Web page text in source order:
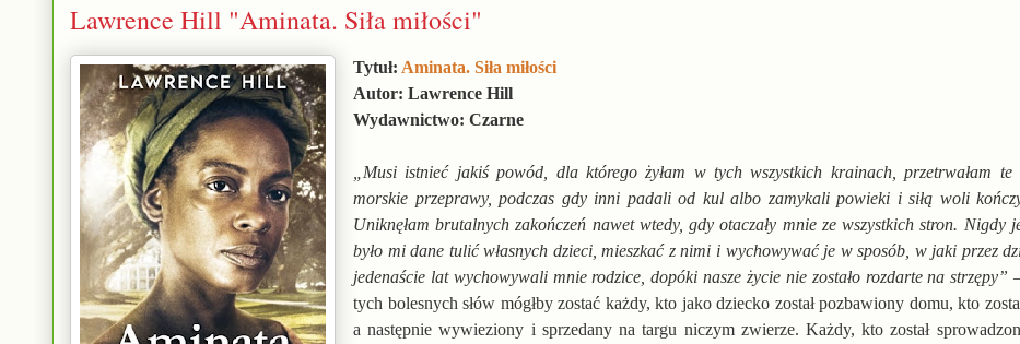
Lawrence Hill "Aminata. Siła miłości"
Tytuł: Aminata. Siła miłości
Autor: Lawrence Hill
Wydawnictwo: Czarne
„Musi istnieć jakiś powód, dla którego żyłam w tych wszystkich krainach, przetrwałam te
morskie przeprawy, podczas gdy inni padali od kul albo zamykali powieki i siłą woli
Uniknęłam brutalnych zakończeń nawet wtedy, gdy otaczały mnie ze wszystkich stron. Nigdy
było mi dane tulić własnych dzieci, mieszkać z nimi i wychowywać je w sposób, w jaki przez
jedenaście lat wychowywali mnie rodzice, dopóki nasze życie nie zostało rozdarte na strzępy”
tych bolesnych słów mógłby zostać każdy, kto jako dziecko został pozbawiony domu, kto
a następnie wywieziony i sprzedany na targu niczym zwierze. Każdy, kto został